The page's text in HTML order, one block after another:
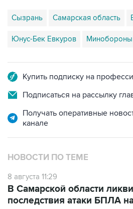
Сызрань Самарская область
Юнус-Бек Евкуров
Купить подписку на
Подписаться на рассылку
Получать оперативные
канале
НОВОСТИ ПО ТЕМЕ
8 августа 11:29
В Самарской области
последствия атаки БПЛА